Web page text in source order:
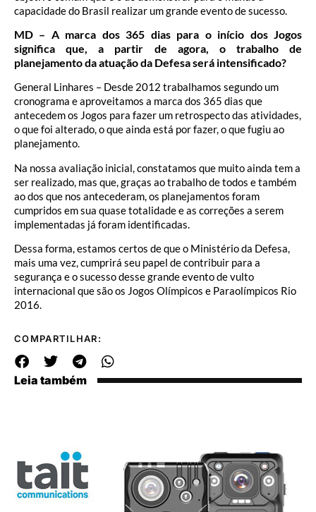
capacidade do Brasil realizar um grande evento de sucesso.
MD – A marca dos 365 dias para o início dos Jogos
significa que, a partir de agora, o trabalho de
planejamento da atuação da Defesa será intensificado?
General Linhares – Desde 2012 trabalhamos segundo um
cronograma e aproveitamos a marca dos 365 dias que
antecedem os Jogos para fazer um retrospecto das atividades,
o que foi alterado, o que ainda está por fazer, o que fugiu ao
planejamento.
Na nossa avaliação inicial, constatamos que muito ainda tem a
ser realizado, mas que, graças ao trabalho de todos e também
ao dos que nos antecederam, os planejamentos foram
cumpridos em sua quase totalidade e as correções a serem
implementadas já foram identificadas.
Dessa forma, estamos certos de que o Ministério da Defesa,
mais uma vez, cumprirá seu papel de contribuir para a
segurança e o sucesso desse grande evento de vulto
internacional que são os Jogos Olímpicos e Paraolímpicos Rio
2016.
COMPARTILHAR:
Leia também